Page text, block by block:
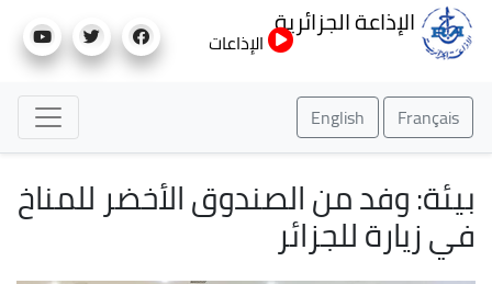
إلى
الإذاعة الجزائرية
الإذاعات
Français
English
بيئة: وفد من الصندوق الأخضر للمناخ
في زيارة للجزائر